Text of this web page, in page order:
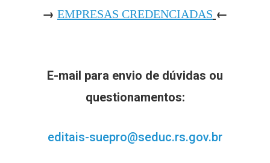
→ EMPRESAS CREDENCIADAS ←
E-mail para envio de dúvidas ou
questionamentos:
editais-suepro@seduc.rs.gov.br